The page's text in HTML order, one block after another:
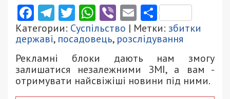
Facebook
Telegram
Twitter
WhatsApp
ViberEmail
Категории: Суспільство | Метки: збитки
державі, посадовець, розслідування
Рекламні блоки дають нам змогу
залишатися незалежними ЗМІ, а вам -
отримувати найсвіжіші новини під ними.